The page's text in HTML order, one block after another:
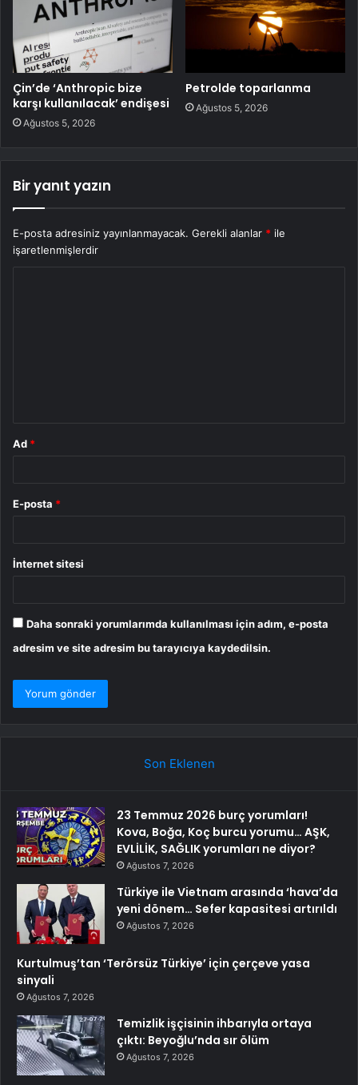
Çin’de ‘Anthropic bize
karşı kullanılacak’ endişesi
Ağustos 5, 2026
Petrolde toparlanma
Ağustos 5, 2026
Bir yanıt yazın
E-posta adresiniz yayınlanmayacak. Gerekli alanlar * ile
işaretlenmişlerdir
Ad *
E-posta *
İnternet sitesi
Daha sonraki yorumlarımda kullanılması için adım, e-posta
adresim ve site adresim bu tarayıcıya kaydedilsin.
Son Eklenen
23 Temmuz 2026 burç yorumları!
Kova, Boğa, Koç burcu yorumu… AŞK,
EVLİLİK, SAĞLIK yorumları ne diyor?
Ağustos 7, 2026
Türkiye ile Vietnam arasında ‘hava’da
yeni dönem… Sefer kapasitesi artırıldı
Ağustos 7, 2026
Kurtulmuş’tan ‘Terörsüz Türkiye’ için çerçeve yasa
sinyali
Ağustos 7, 2026
Temizlik işçisinin ihbarıyla ortaya
çıktı: Beyoğlu’nda sır ölüm
Ağustos 7, 2026